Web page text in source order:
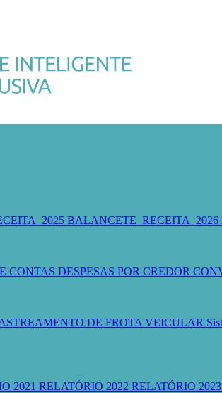
BALANCETE_RECEITA_2026
CONTAS DESPESAS POR CREDOR
DE FROTA VEICULAR
2021 RELATÓRIO 2022 RELATÓRIO 2023